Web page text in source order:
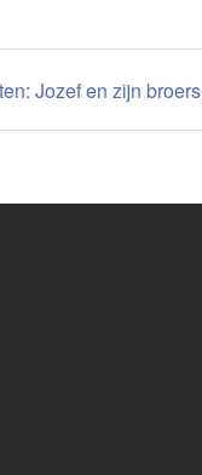
Jozef en zijn broers